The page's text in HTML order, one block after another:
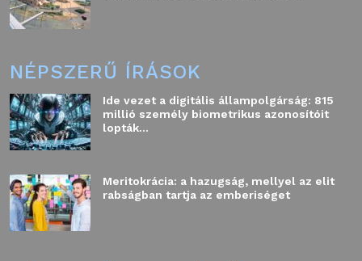
NÉPSZERŰ ÍRÁSOK
Ide vezet a digitális állampolgárság: 815
millió személy biometrikus azonosítóit
lopták...
Meritokrácia: a hazugság, mellyel az elit
rabságban tartja az emberiséget